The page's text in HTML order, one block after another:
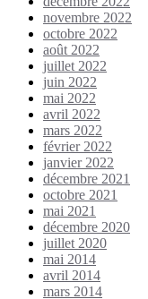
novembre 2022
octobre 2022
août 2022
juillet 2022
juin 2022
mai 2022
avril 2022
mars 2022
février 2022
janvier 2022
décembre 2021
octobre 2021
mai 2021
décembre 2020
juillet 2020
mai 2014
avril 2014
mars 2014